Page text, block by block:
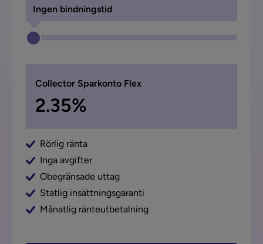
Ingen bindningstid
Collector Sparkonto Flex
2.35%
Rörlig ränta
Inga avgifter
Obegränsade uttag
Statlig insättningsgaranti
Månatlig ränteutbetalning